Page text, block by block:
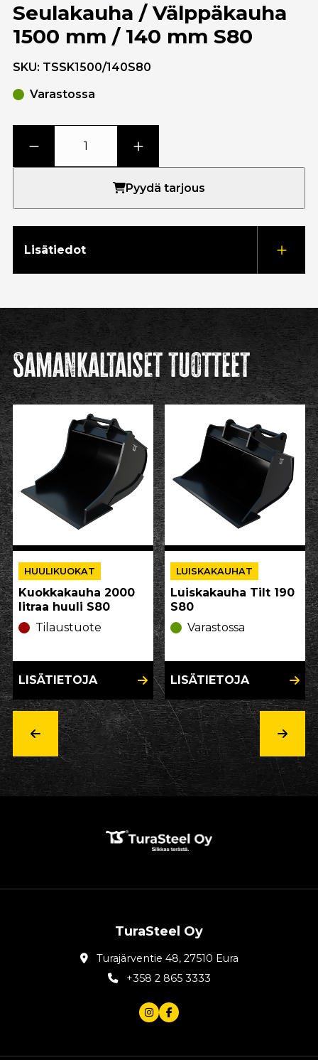
Seulakauha / Välppäkauha
1500 mm / 140 mm S80
SKU: TSSK1500/140S80
Varastossa
Pyydä tarjous
Lisätiedot
Samankaltaiset tuotteet
Kuokkakauha 2000
litraa huuli S80
HUULIKUOKAT
Tilaustuote
LISÄTIETOJA
Luiskakauha Tilt 190
S80
LUISKAKAUHAT
Varastossa
LISÄTIETOJA
TuraSteel Oy
Turajärventie 48, 27510 Eura
+358 2 865 3333